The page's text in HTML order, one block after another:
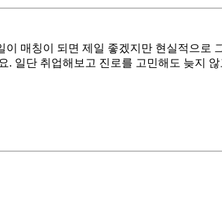
매칭이 되면 제일 좋겠지만 현실적으
일단 취업해보고 진로를 고민해도 늦지